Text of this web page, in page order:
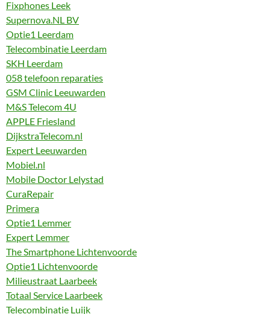
Fixphones Leek
Supernova.NL BV
Optie1 Leerdam
Telecombinatie Leerdam
SKH Leerdam
058 telefoon reparaties
GSM Clinic Leeuwarden
M&S Telecom 4U
APPLE Friesland
DijkstraTelecom.nl
Expert Leeuwarden
Mobiel.nl
Mobile Doctor Lelystad
CuraRepair
Primera
Optie1 Lemmer
Expert Lemmer
The Smartphone Lichtenvoorde
Optie1 Lichtenvoorde
Milieustraat Laarbeek
Totaal Service Laarbeek
Telecombinatie Luijk